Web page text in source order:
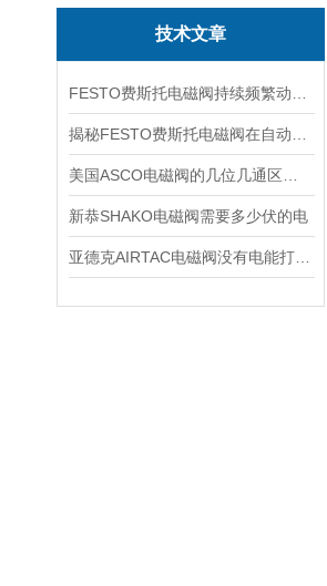
技术文章
新恭SHAKO电磁阀需要多少伏的电